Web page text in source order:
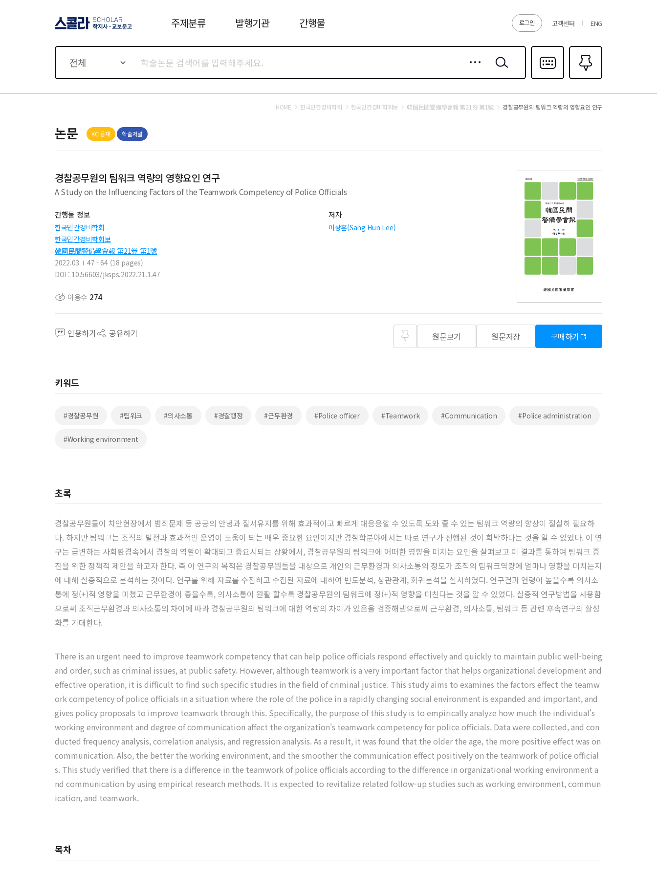
로그인 고객센터 ENG
주제분류 발행기관 간행물
전체
검색
다국어입력
즐겨찾기0
HOME 한국민간경비학회 한국민간경비학회보 韓國民間警備學會報 第21券 第1號 경찰공무원의 팀워크 역량의 영향요인 연구
논문 KCI등재 학술저널
경찰공무원의 팀워크 역량의 영향요인 연구
A Study on the Influencing Factors of the Teamwork Competency of Police Officials
간행물 정보
한국민간경비학회
한국민간경비학회보
韓國民間警備學會報 第21券 第1號
2022.03
47 - 64 (18 pages)
DOI : 10.56603/jksps.2022.21.1.47
저자
이상훈(Sang Hun Lee)
이용수 274
인용하기 공유하기 원문보기 원문저장 구매하기
키워드
#경찰공무원 #팀워크 #의사소통 #경찰행정 #근무환경 #Police officer #Teamwork #Communication #Police administration
#Working environment
초록
경찰공무원들이 치안현장에서 범죄문제 등 공공의 안녕과 질서유지를 위해 효과적이고 빠르게 대응응할 수 있도록 도와 줄 수 있는 팀워크 역량의 향상이 절실히 필요하
다. 하지만 팀워크는 조직의 발전과 효과적인 운영이 도움이 되는 매우 중요한 요인이지만 경찰학분야에서는 따로 연구가 진행된 것이 희박하다는 것을 알 수 있었다. 이 연
구는 급변하는 사회환경속에서 경찰의 역할이 확대되고 중요시되는 상황에서, 경찰공무원의 팀워크에 어떠한 영향을 미치는 요인을 살펴보고 이 결과를 통하여 팀워크 증
진을 위한 정책적 제안을 하고자 한다. 즉 이 연구의 목적은 경찰공무원들을 대상으로 개인의 근무환경과 의사소통의 정도가 조직의 팀워크역량에 얼마나 영향을 미치는지
에 대해 실증적으로 분석하는 것이다. 연구를 위해 자료를 수집하고 수집된 자료에 대하여 빈도분석, 상관관계, 회귀분석을 실시하였다. 연구결과 연령이 높을수록 의사소
통에 정(+)적 영향을 미쳤고 근무환경이 좋을수록, 의사소통이 원활 할수록 경찰공무원의 팀워크에 정(+)적 영향을 미친다는 것을 알 수 있었다. 실증적 연구방법을 사용함
으로써 조직근무환경과 의사소통의 차이에 따라 경찰공무원의 팀워크에 대한 역량의 차이가 있음을 검증해냄으로써 근무환경, 의사소통, 팀워크 등 관련 후속연구의 활성
화를 기대한다.
There is an urgent need to improve teamwork competency that can help police officials respond effectively and quickly to maintain public well-being
and order, such as criminal issues, at public safety. However, although teamwork is a very important factor that helps organizational development and
effective operation, it is difficult to find such specific studies in the field of criminal justice. This study aims to examines the factors effect the teamw
ork competency of police officials in a situation where the role of the police in a rapidly changing social environment is expanded and important, and
gives policy proposals to improve teamwork through this. Specifically, the purpose of this study is to empirically analyze how much the individual's
working environment and degree of communication affect the organization's teamwork competency for police officials. Data were collected, and con
ducted frequency analysis, correlation analysis, and regression analysis. As a result, it was found that the older the age, the more positive effect was on
communication. Also, the better the working environment, and the smoother the communication effect positively on the teamwork of police official
s. This study verified that there is a difference in the teamwork of police officials according to the difference in organizational working environment a
nd communication by using empirical research methods. It is expected to revitalize related follow-up studies such as working environment, commun
ication, and teamwork.
목차